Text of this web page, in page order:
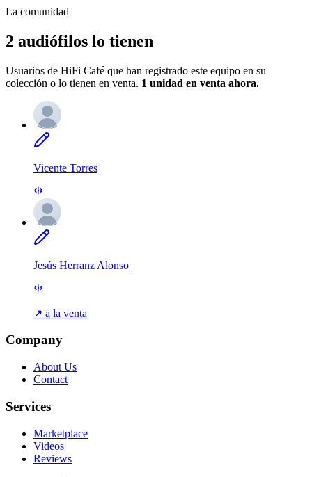
La comunidad
2 audiófilos lo tienen
Usuarios de HiFi Café que han registrado este equipo en su
colección o lo tienen en venta. 1 unidad en venta ahora.
Vicente Torres
Jesús Herranz Alonso
↗ a la venta
Company
About Us
Contact
Services
Marketplace
Videos
Reviews